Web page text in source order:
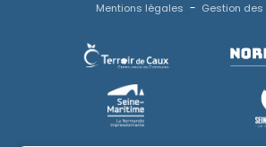
Mentions légales Gestion des